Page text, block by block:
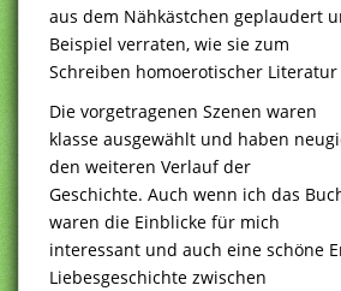
aus dem Nähkästchen geplaudert
Beispiel verraten, wie sie zum
Schreiben homoerotischer
Die vorgetragenen Szenen waren
klasse ausgewählt und haben
den weiteren Verlauf der
Geschichte. Auch wenn ich das
waren die Einblicke für mich
interessant und auch eine schöne
Liebesgeschichte zwischen